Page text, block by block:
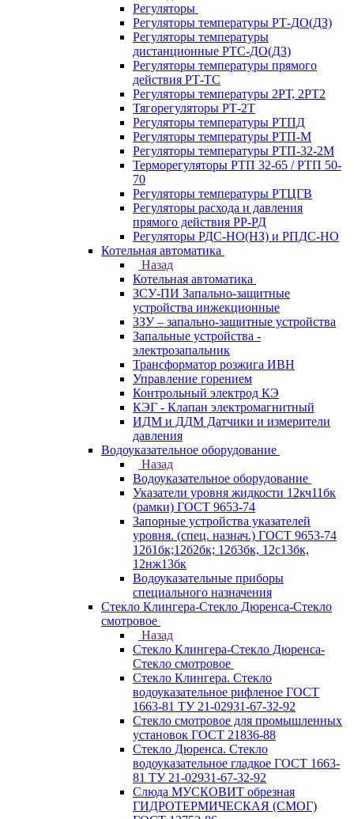
Регуляторы
Регуляторы температуры РТ-ДО(ДЗ)
Регуляторы температуры
дистанционные РТС-ДО(ДЗ)
Регуляторы температуры прямого
действия РТ-ТС
Регуляторы температуры 2РТ, 2РT2
Тягорегуляторы РТ-2Т
Регуляторы температуры РТПД
Регуляторы температуры РТП-M
Регуляторы температуры РТП-32-2М
Терморегуляторы РТП 32-65 / РТП 50-
70
Регуляторы температуры РТЦГВ
Регуляторы расхода и давления
прямого действия РР-РД
Регуляторы РДС-НО(НЗ) и РПДС-НО
Котельная автоматика
Назад
Котельная автоматика
ЗСУ-ПИ Запально-защитные
устройства инжекционные
ЗЗУ – запально-защитные устройства
Запальные устройства -
электрозапальник
Трансформатор розжига ИВН
Управление горением
Контрольный электрод КЭ
КЭГ - Клапан электромагнитный
ИДМ и ДДМ Датчики и измерители
давления
Водоуказательное оборудование
Назад
Водоуказательное оборудование
Указатели уровня жидкости 12кч11бк
(рамки) ГОСТ 9653-74
Запорные устройства указателей
уровня. (спец. назнач.) ГОСТ 9653-74
12б1бк;12б2бк; 12б3бк, 12с13бк,
12нж13бк
Водоуказательные приборы
специального назначения
Стекло Клингера-Стекло Дюренса-Стекло
смотровое
Назад
Стекло Клингера-Стекло Дюренса-
Стекло смотровое
Стекло Клингера. Стекло
водоуказательное рифленое ГОСТ
1663-81 ТУ 21-02931-67-32-92
Стекло смотровое для промышленных
установок ГОСТ 21836-88
Стекло Дюренса. Стекло
водоуказательное гладкое ГОСТ 1663-
81 ТУ 21-02931-67-32-92
Слюда МУСКОВИТ обрезная
ГИДРОТЕРМИЧЕСКАЯ (СМОГ)